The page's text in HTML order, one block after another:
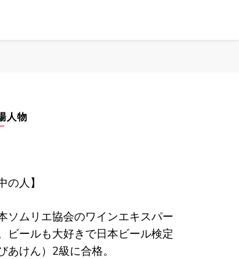
人物
の人】
ソムリエ協会のワインエキスパー
ビールも大好きで日本ビール検定
あけん）2級に合格。